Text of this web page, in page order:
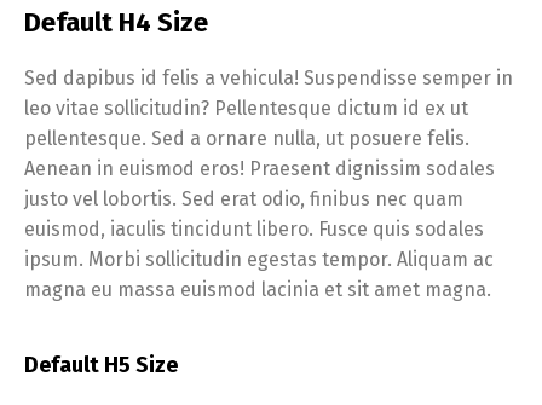
Default H4 Size
Sed dapibus id felis a vehicula! Suspendisse semper in
leo vitae sollicitudin? Pellentesque dictum id ex ut
pellentesque. Sed a ornare nulla, ut posuere felis.
Aenean in euismod eros! Praesent dignissim sodales
justo vel lobortis. Sed erat odio, finibus nec quam
euismod, iaculis tincidunt libero. Fusce quis sodales
ipsum. Morbi sollicitudin egestas tempor. Aliquam ac
magna eu massa euismod lacinia et sit amet magna.
Default H5 Size